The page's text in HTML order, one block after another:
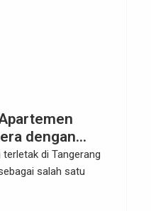
dengan
di Tangerang
salah satu